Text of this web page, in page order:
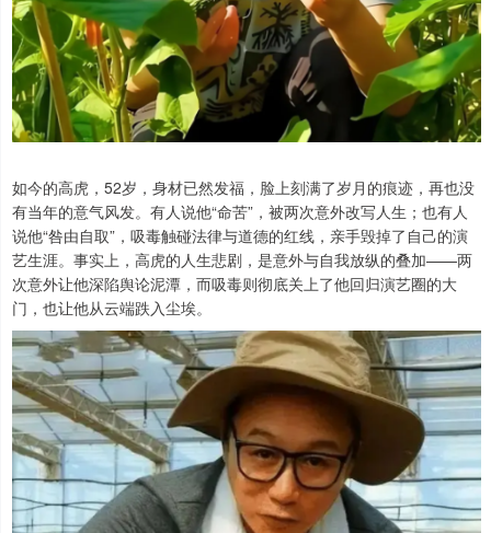
如今的高虎，52岁，身材已然发福，脸上刻满了岁月的痕迹，再也没
有当年的意气风发。有人说他“命苦”，被两次意外改写人生；也有人
说他“咎由自取”，吸毒触碰法律与道德的红线，亲手毁掉了自己的演
艺生涯。事实上，高虎的人生悲剧，是意外与自我放纵的叠加——两
次意外让他深陷舆论泥潭，而吸毒则彻底关上了他回归演艺圈的大
门，也让他从云端跌入尘埃。